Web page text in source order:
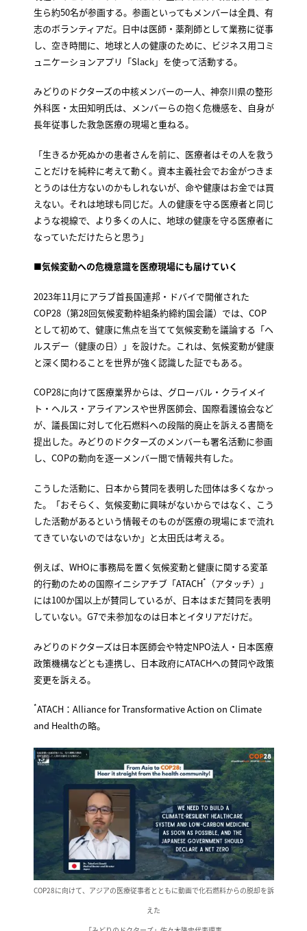
生ら約50名が参画する。参画といってもメンバーは全員、有
志のボランティアだ。日中は医師・薬剤師として業務に従事
し、空き時間に、地球と人の健康のために、ビジネス用コミ
ュニケーションアプリ「Slack」を使って活動する。
みどりのドクターズの中核メンバーの一人、神奈川県の整形
外科医・太田知明氏は、メンバーらの抱く危機感を、自身が
長年従事した救急医療の現場と重ねる。
「生きるか死ぬかの患者さんを前に、医療者はその人を救う
ことだけを純粋に考えて動く。資本主義社会でお金がつきま
とうのは仕方ないのかもしれないが、命や健康はお金では買
えない。それは地球も同じだ。人の健康を守る医療者と同じ
ような視線で、より多くの人に、地球の健康を守る医療者に
なっていただけたらと思う」
■気候変動への危機意識を医療現場にも届けていく
2023年11月にアラブ首長国連邦・ドバイで開催された
COP28（第28回気候変動枠組条約締約国会議）では、COP
として初めて、健康に焦点を当てて気候変動を議論する「ヘ
ルスデー（健康の日）」を設けた。これは、気候変動が健康
と深く関わることを世界が強く認識した証でもある。
COP28に向けて医療業界からは、グローバル・クライメイ
ト・ヘルス・アライアンスや世界医師会、国際看護協会など
が、議長国に対して化石燃料への段階的廃止を訴える書簡を
提出した。みどりのドクターズのメンバーも署名活動に参画
し、COPの動向を逐一メンバー間で情報共有した。
こうした活動に、日本から賛同を表明した団体は多くなかっ
た。「おそらく、気候変動に興味がないからではなく、こう
した活動があるという情報そのものが医療の現場にまで流れ
てきていないのではないか」と太田氏は考える。
例えば、WHOに事務局を置く気候変動と健康に関する変革
的行動のための国際イニシアチブ「ATACH*
（アタッチ）」
には100か国以上が賛同しているが、日本はまだ賛同を表明
していない。G7で未参加なのは日本とイタリアだけだ。
みどりのドクターズは日本医師会や特定NPO法人・日本医療
政策機構などとも連携し、日本政府にATACHへの賛同や政策
変更を訴える。
*ATACH：Alliance for Transformative Action on Climate
and Healthの略。
COP28に向けて、アジアの医療従事者とともに動画で化石燃料からの脱却を訴
えた